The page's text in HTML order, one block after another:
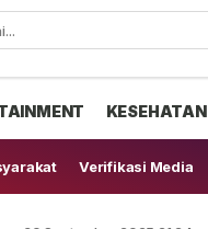
KESEHATAN
Verifikasi Media